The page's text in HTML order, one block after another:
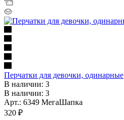
Перчатки для девочки, одинарные
В наличии: 3
В наличии: 3
Арт.: 6349 МегаШапка
320 ₽